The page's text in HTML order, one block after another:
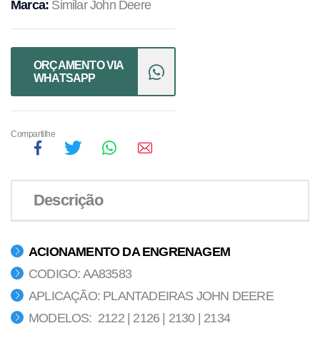
Marca: Similar John Deere
ORÇAMENTO VIA
WHATSAPP
Compartilhe
Descrição
ACIONAMENTO DA ENGRENAGEM
CODIGO: AA83583
APLICAÇÃO: PLANTADEIRAS JOHN DEERE
MODELOS: 2122 | 2126 | 2130 | 2134